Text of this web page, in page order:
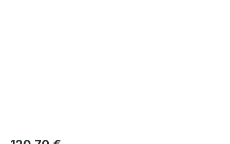
Regulärer Preis: